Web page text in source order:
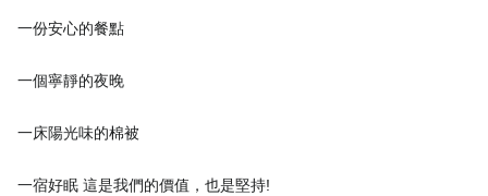
一份安心的餐點
一個寧靜的夜晚
一床陽光味的棉被
一宿好眠 這是我們的價值，也是堅持!